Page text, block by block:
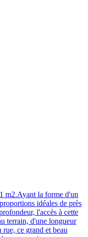
m2.Ayant la forme d'un
idéales de près
l'accès à cette
terrain, d'une longueur
ce grand et beau